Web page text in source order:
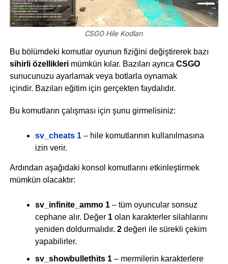
CSGO Hile Kodları
Bu bölümdeki komutlar oyunun fiziğini değiştirerek bazı
sihirli özellikleri mümkün kılar. Bazıları ayrıca CSGO
sunucunuzu ayarlamak veya botlarla oynamak
içindir. Bazıları eğitim için gerçekten faydalıdır.
Bu komutların çalışması için şunu girmelisiniz:
sv_cheats 1 – hile komutlarının kullanılmasına
izin verir.
Ardından aşağıdaki konsol komutlarını etkinleştirmek
mümkün olacaktır:
sv_infinite_ammo 1 – tüm oyuncular sonsuz
cephane alır. Değer 1 olan karakterler silahlarını
yeniden doldurmalıdır. 2 değeri ile sürekli çekim
yapabilirler.
sv_showbullethits 1 – mermilerin karakterlere